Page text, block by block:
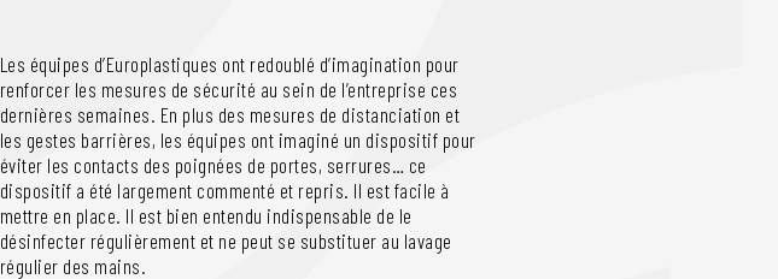
Les équipes d’Europlastiques ont redoublé d’imagination pour
renforcer les mesures de sécurité au sein de l’entreprise ces
dernières semaines. En plus des mesures de distanciation et
les gestes barrières, les équipes ont imaginé un dispositif pour
éviter les contacts des poignées de portes, serrures… ce
dispositif a été largement commenté et repris. Il est facile à
mettre en place. Il est bien entendu indispensable de le
désinfecter régulièrement et ne peut se substituer au lavage
régulier des mains.